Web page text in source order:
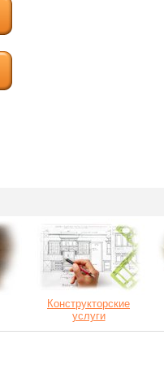
Конструкторские
услуги